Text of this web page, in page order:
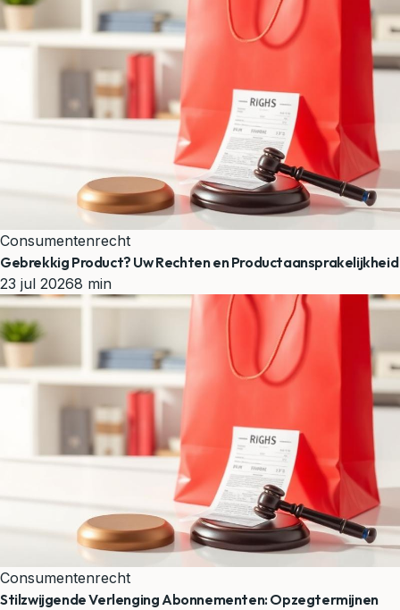
Consumentenrecht
Gebrekkig Product? Uw Rechten en Productaansprakelijkheid
23 jul 20268 min
Consumentenrecht
Stilzwijgende Verlenging Abonnementen: Opzegtermijnen